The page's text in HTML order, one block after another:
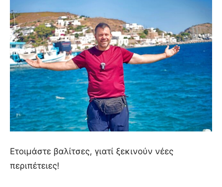
Ετοιμάστε βαλίτσες, γιατί ξεκινούν νέες
περιπέτειες!